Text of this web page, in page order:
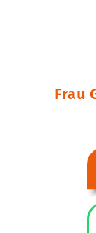
Frau